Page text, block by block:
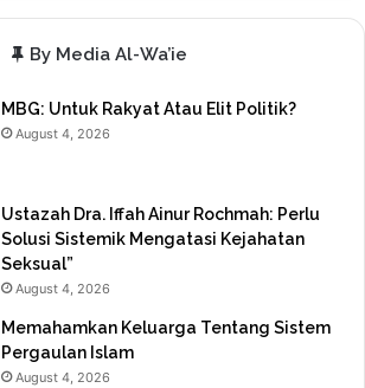
By Media Al-Wa’ie
MBG: Untuk Rakyat Atau Elit Politik?
August 4, 2026
Ustazah Dra. Iffah Ainur Rochmah: Perlu
Solusi Sistemik Mengatasi Kejahatan
Seksual”
August 4, 2026
Memahamkan Keluarga Tentang Sistem
Pergaulan Islam
August 4, 2026